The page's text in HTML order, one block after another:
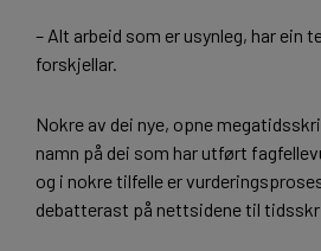
– Alt arbeid som er usynleg, har ein
forskjellar.
Nokre av dei nye, opne
namn på dei som har utført
og i nokre tilfelle er
debatterast på nettsidene til